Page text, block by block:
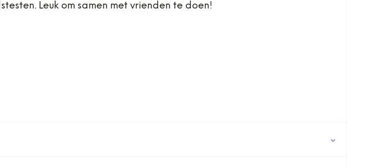
Leuk om samen met vrienden te doen!
⌄